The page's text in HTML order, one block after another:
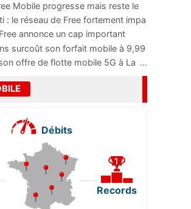
Mobile progresse mais reste le
...
: le réseau de Free fortement impa
annonce un cap important
...
surcoût son forfait mobile à 9,99
offre de flotte mobile 5G à La ...
Débits
Records